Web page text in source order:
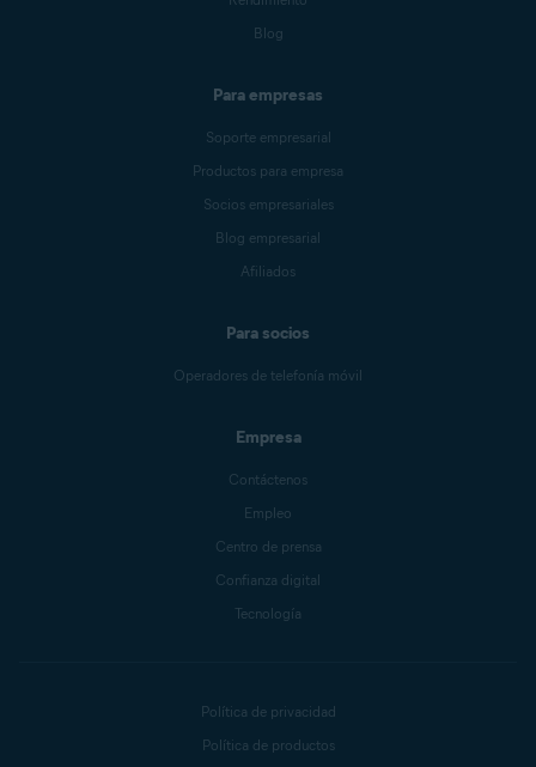
Blog
Para empresas
Soporte empresarial
Productos para empresa
Socios empresariales
Blog empresarial
Afiliados
Para socios
Operadores de telefonía móvil
Empresa
Contáctenos
Empleo
Centro de prensa
Confianza digital
Tecnología
Política de privacidad
Política de productos